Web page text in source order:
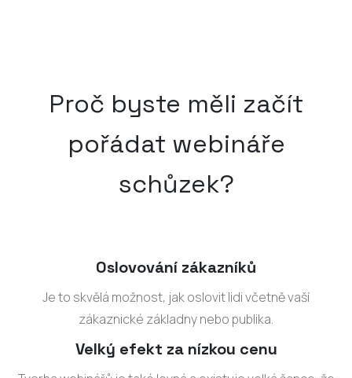
Proč byste měli začít
pořádat webináře
schůzek?
Oslovování zákazníků
Je to skvělá možnost, jak oslovit lidi včetně vaší
zákaznické základny nebo publika.
Velký efekt za nízkou cenu